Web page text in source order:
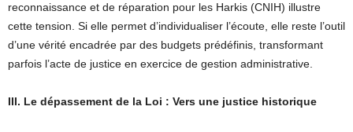
reconnaissance et de réparation pour les Harkis (CNIH) illustre
cette tension. Si elle permet d’individualiser l’écoute, elle reste l’outil
d’une vérité encadrée par des budgets prédéfinis, transformant
parfois l’acte de justice en exercice de gestion administrative.
III. Le dépassement de la Loi : Vers une justice historique